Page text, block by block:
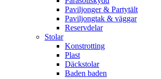
Paviljonger & Partytält
Paviljongtak & väggar
Reservdelar
Stolar
Konstrotting
Plast
Däckstolar
Baden baden